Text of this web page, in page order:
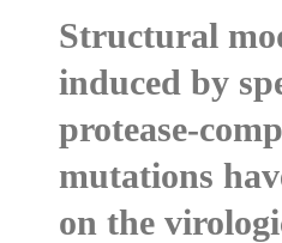
Structural
induced by
protease-
mutations
on the